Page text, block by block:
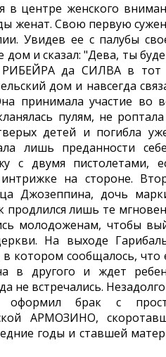
в центре женского
женат. Свою первую
Увидев ее с палубы
дом и сказал: "Дева, ты
да СИЛВА в тот
дом и навсегда
принимала участие во
пулям, не
детей и погибла
лишь преданности
с двумя пистолетами,
на стороне.
Джозеппина, дочь
лишь те
молодоженам, чтобы
На выходе
котором сообщалось, что
в другого и ждет
не встречались.
оформил брак с
АРМОЗИНО,
годы и ставшей